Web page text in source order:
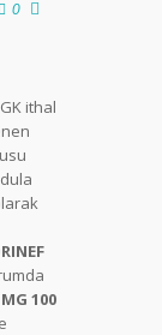
Engelli
Sağlanan
Hizmetler
Nelerdir?
0
ithal
100